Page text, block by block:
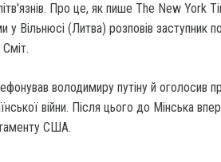
Про це, як пише The New York
у Вільнюсі (Литва) розповів заступник
володимиру путіну й оголосив
війни. Після цього до Мінська
США.